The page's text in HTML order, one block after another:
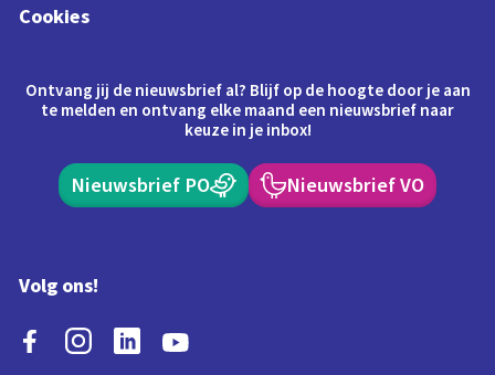
Cookies
Ontvang jij de nieuwsbrief al? Blijf op de hoogte door je aan
te melden en ontvang elke maand een nieuwsbrief naar
keuze in je inbox!
Nieuwsbrief PO Nieuwsbrief VO
Volg ons!